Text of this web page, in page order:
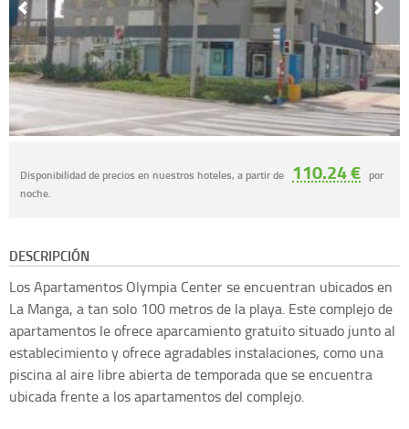
Disponibilidad de precios en nuestros hoteles, a partir de 110.24 € por
noche.
DESCRIPCIÓN
Los Apartamentos Olympia Center se encuentran ubicados en
La Manga, a tan solo 100 metros de la playa. Este complejo de
apartamentos le ofrece aparcamiento gratuito situado junto al
establecimiento y ofrece agradables instalaciones, como una
piscina al aire libre abierta de temporada que se encuentra
ubicada frente a los apartamentos del complejo.